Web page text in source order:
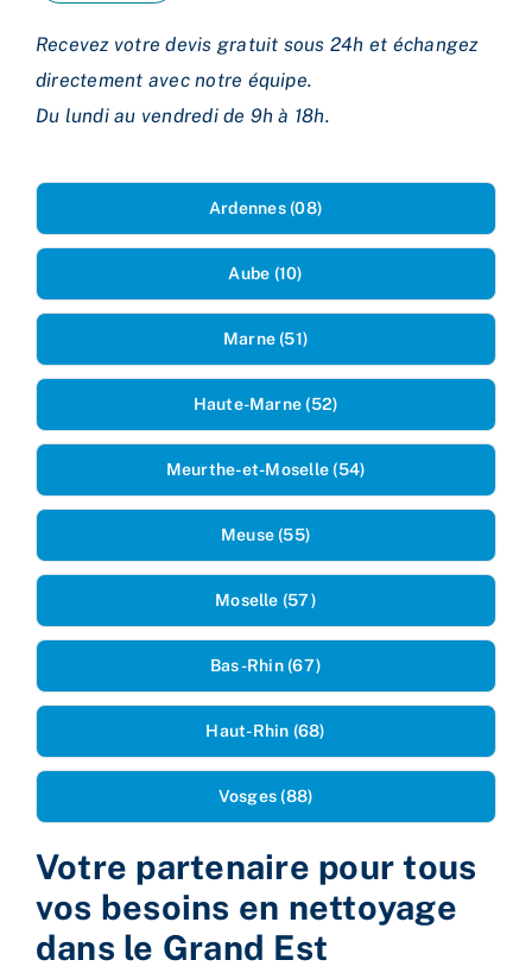
Recevez votre devis gratuit sous 24h et échangez
directement avec notre équipe.
Du lundi au vendredi de 9h à 18h.
Ardennes (08)
Aube (10)
Marne (51)
Haute-Marne (52)
Meurthe-et-Moselle (54)
Meuse (55)
Moselle (57)
Bas-Rhin (67)
Haut-Rhin (68)
Vosges (88)
Votre partenaire pour tous
vos besoins en nettoyage
dans le Grand Est